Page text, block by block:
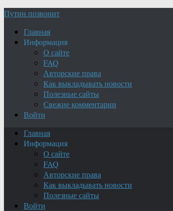
Путин позвонит
Главная
Информация
О сайте
FAQ
Авторские права
Как выкладывать новости
Полезные сайты
Свежие комментарии
Войти
Главная
Информация
О сайте
FAQ
Авторские права
Как выкладывать новости
Полезные сайты
Войти